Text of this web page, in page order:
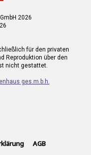
2026
für den privaten
Reproduktion über den
nicht gestattet.
ges.m.b.h.
AGB